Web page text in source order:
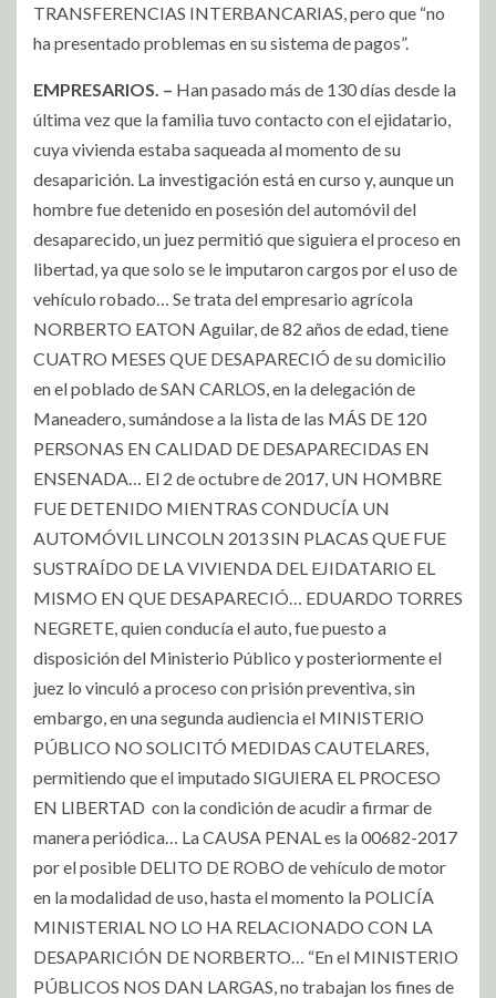
TRANSFERENCIAS INTERBANCARIAS, pero que “no
ha presentado problemas en su sistema de pagos”.
EMPRESARIOS. – Han pasado más de 130 días desde la
última vez que la familia tuvo contacto con el ejidatario,
cuya vivienda estaba saqueada al momento de su
desaparición. La investigación está en curso y, aunque un
hombre fue detenido en posesión del automóvil del
desaparecido, un juez permitió que siguiera el proceso en
libertad, ya que solo se le imputaron cargos por el uso de
vehículo robado… Se trata del empresario agrícola
NORBERTO EATON Aguilar, de 82 años de edad, tiene
CUATRO MESES QUE DESAPARECIÓ de su domicilio
en el poblado de SAN CARLOS, en la delegación de
Maneadero, sumándose a la lista de las MÁS DE 120
PERSONAS EN CALIDAD DE DESAPARECIDAS EN
ENSENADA… El 2 de octubre de 2017, UN HOMBRE
FUE DETENIDO MIENTRAS CONDUCÍA UN
AUTOMÓVIL LINCOLN 2013 SIN PLACAS QUE FUE
SUSTRAÍDO DE LA VIVIENDA DEL EJIDATARIO EL
MISMO EN QUE DESAPARECIÓ… EDUARDO TORRES
NEGRETE, quien conducía el auto, fue puesto a
disposición del Ministerio Público y posteriormente el
juez lo vinculó a proceso con prisión preventiva, sin
embargo, en una segunda audiencia el MINISTERIO
PÚBLICO NO SOLICITÓ MEDIDAS CAUTELARES,
permitiendo que el imputado SIGUIERA EL PROCESO
EN LIBERTAD con la condición de acudir a firmar de
manera periódica… La CAUSA PENAL es la 00682-2017
por el posible DELITO DE ROBO de vehículo de motor
en la modalidad de uso, hasta el momento la POLICÍA
MINISTERIAL NO LO HA RELACIONADO CON LA
DESAPARICIÓN DE NORBERTO… “En el MINISTERIO
PÚBLICOS NOS DAN LARGAS, no trabajan los fines de